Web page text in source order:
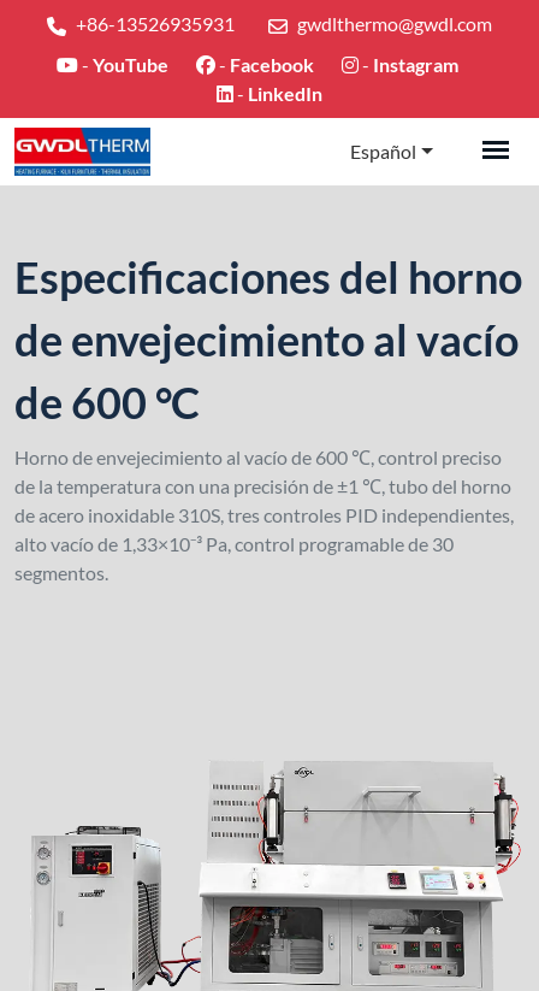
+86-13526935931
gwdlthermo@gwdl.com
- YouTube - Facebook - Instagram
- LinkedIn
Español
Especificaciones del horno
de envejecimiento al vacío
de 600 °C
Horno de envejecimiento al vacío de 600 ℃, control preciso
de la temperatura con una precisión de ±1 ℃, tubo del horno
de acero inoxidable 310S, tres controles PID independientes,
alto vacío de 1,33×10⁻³ Pa, control programable de 30
segmentos.